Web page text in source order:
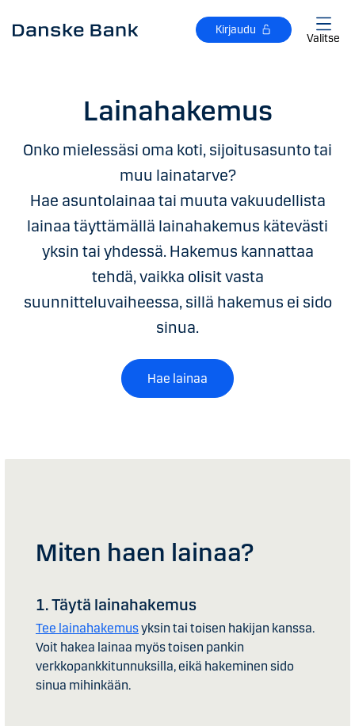
Kirjaudu
Valitse
Lainahakemus
Onko mielessäsi oma koti, sijoitusasunto tai
muu lainatarve?
Hae asuntolainaa tai muuta vakuudellista
lainaa täyttämällä lainahakemus kätevästi
yksin tai yhdessä. Hakemus kannattaa
tehdä, vaikka olisit vasta
suunnitteluvaiheessa, sillä hakemus ei sido
sinua.
Hae lainaa
Miten haen lainaa?
1. Täytä lainahakemus
Tee lainahakemusyksin tai toisen hakijan kanssa.
Voit hakea lainaa myös toisen pankin
verkkopankkitunnuksilla, eikä hakeminen sido
sinua mihinkään.